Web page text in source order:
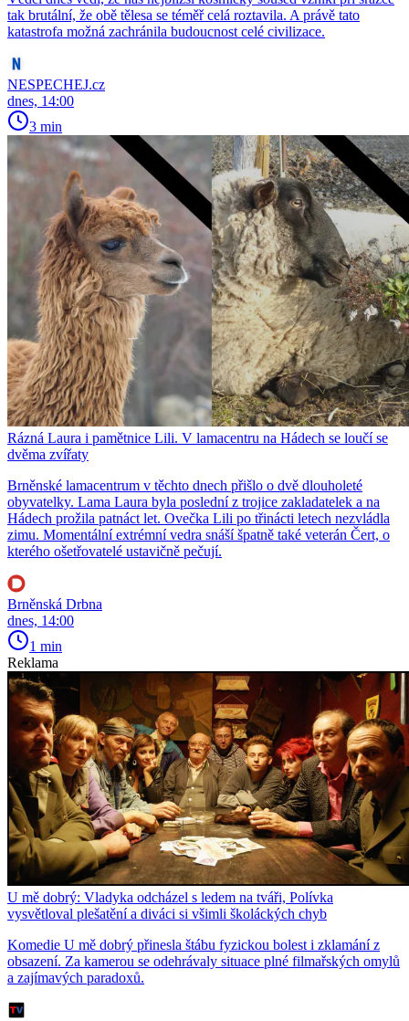
tak brutální, že obě tělesa se téměř celá roztavila. A právě tato
katastrofa možná zachránila budoucnost celé civilizace.
NESPECHEJ.cz
dnes, 14:00
3 min
Rázná Laura i pamětnice Lili. V lamacentru na Hádech se loučí se
dvěma zvířaty
Brněnské lamacentrum v těchto dnech přišlo o dvě dlouholeté
obyvatelky. Lama Laura byla poslední z trojice zakladatelek a na
Hádech prožila patnáct let. Ovečka Lili po třinácti letech nezvládla
zimu. Momentální extrémní vedra snáší špatně také veterán Čert, o
kterého ošetřovatelé ustavičně pečují.
Brněnská Drbna
dnes, 14:00
1 min
Reklama
U mě dobrý: Vladyka odcházel s ledem na tváři, Polívka
vysvětloval plešatění a diváci si všimli školáckých chyb
Komedie U mě dobrý přinesla štábu fyzickou bolest i zklamání z
obsazení. Za kamerou se odehrávaly situace plné filmařských omylů
a zajímavých paradoxů.